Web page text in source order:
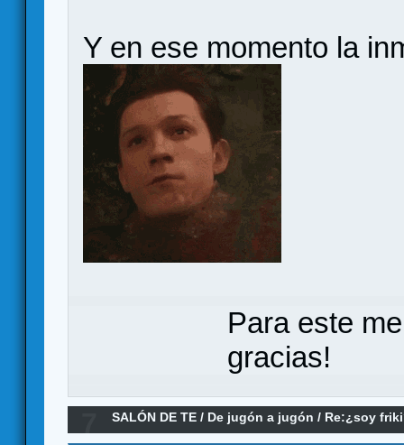
Y en ese momento la
Para este
gracias!
SALÓN DE TE / De jugón a jugón / Re:¿soy